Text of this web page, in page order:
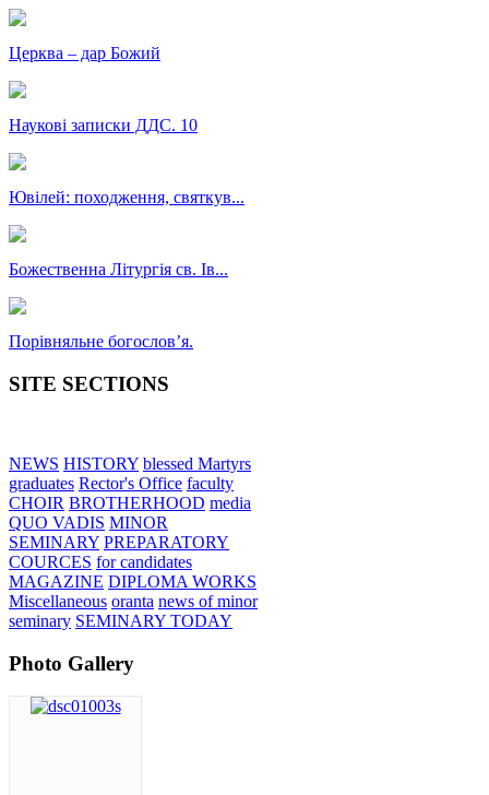
Церква – дар Божий
Наукові записки ДДС. 10
Ювілей: походження, святкув...
Божественна Літургія св. Ів...
Порівняльне богословʼя.
SITE SECTIONS
NEWS HISTORY blessed Martyrs
graduates Rector's Office faculty
CHOIR BROTHERHOOD media
QUO VADIS MINOR
SEMINARY PREPARATORY
COURCES for candidates
MAGAZINE DIPLOMA WORKS
Miscellaneous oranta news of minor
seminary SEMINARY TODAY
Photo Gallery